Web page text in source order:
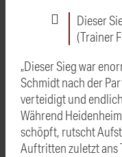
Dieser
(Trainer
„Dieser Sieg war
Schmidt nach der
verteidigt und
Während
schöpft, rutscht
Auftritten zuletzt ans